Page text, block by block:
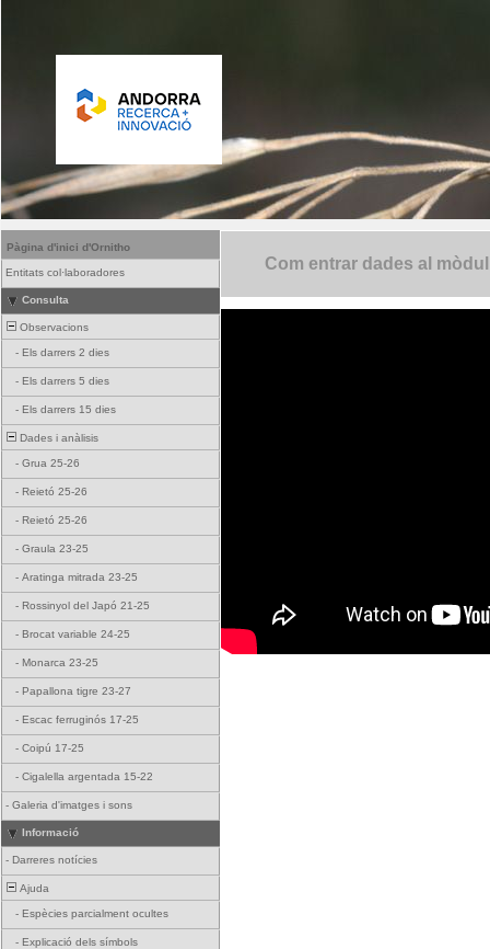
Pàgina d'inici d'Ornitho
Entitats col·laboradores
Consulta
Observacions
- Els darrers 2 dies
- Els darrers 5 dies
- Els darrers 15 dies
Dades i anàlisis
- Grua 25-26
- Reietó 25-26
- Reietó 25-26
- Graula 23-25
- Aratinga mitrada 23-25
- Rossinyol del Japó 21-25
- Brocat variable 24-25
- Monarca 23-25
- Papallona tigre 23-27
- Escac ferruginós 17-25
- Coipú 17-25
- Cigalella argentada 15-22
- Galeria d'imatges i sons
Informació
- Darreres notícies
Ajuda
- Espècies parcialment ocultes
- Explicació dels símbols
Com entrar dades al